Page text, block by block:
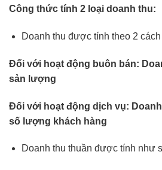
Công thức tính 2 loại doanh thu:
Doanh thu được tính theo 2 cách
Đối với hoạt động buôn bán:
sản lượng
Đối với hoạt động dịch vụ:
số lượng khách hàng
Doanh thu thuần được tính như